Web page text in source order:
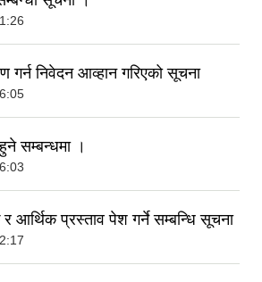
गर्न निवेदन आव्हान गरिएको सूचना
सम्बन्धमा ।
र आर्थिक प्रस्ताव पेश गर्ने सम्बन्धि सूचना